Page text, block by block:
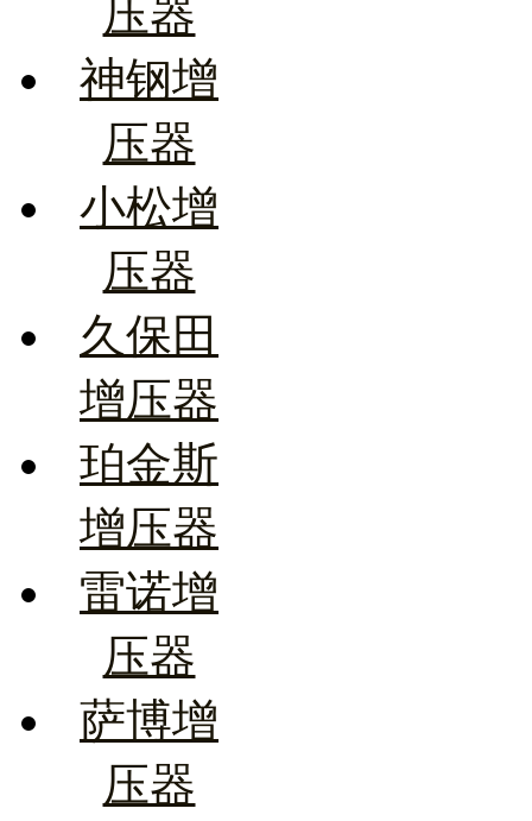
压器
神钢增
压器
小松增
压器
久保田
增压器
珀金斯
增压器
雷诺增
压器
萨博增
压器